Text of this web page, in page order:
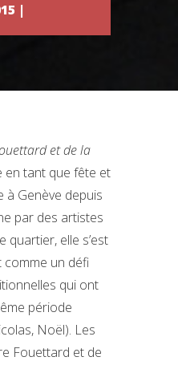
|
et de la
en tant que fête et
à Genève depuis
par des artistes
quartier, elle s’est
un défi
qui ont
période
Noël). Les
Fouettard et de